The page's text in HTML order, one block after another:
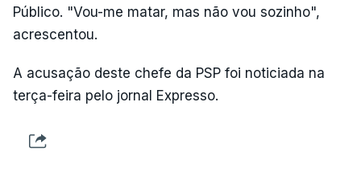
Público. "Vou-me matar, mas não vou sozinho",
acrescentou.
A acusação deste chefe da PSP foi noticiada na
terça-feira pelo jornal Expresso.